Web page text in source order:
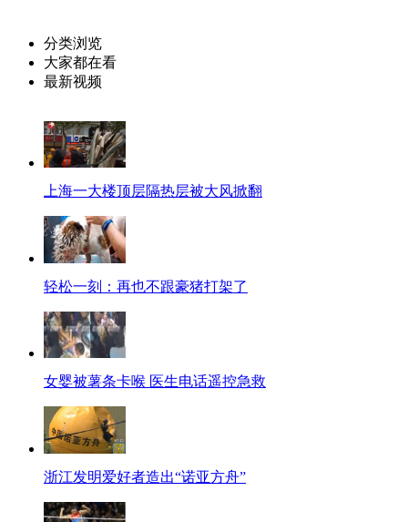
分类浏览
大家都在看
最新视频
上海一大楼顶层隔热层被大风掀翻
轻松一刻：再也不跟豪猪打架了
女婴被薯条卡喉 医生电话遥控急救
浙江发明爱好者造出“诺亚方舟”